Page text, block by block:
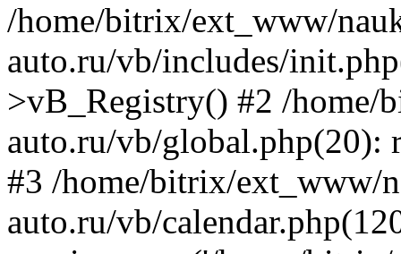
/home/bitrix/ext_www/
auto.ru/vb/includes/
>vB_Registry() #2 /home/
auto.ru/vb/global.php(20):
#3 /home/bitrix/ext_www/
auto.ru/vb/